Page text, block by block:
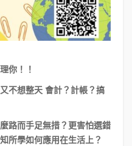
你！！
不想整天 會計？計帳？搞
路而手足無措？更害怕選錯
所學如何應用在生活上？